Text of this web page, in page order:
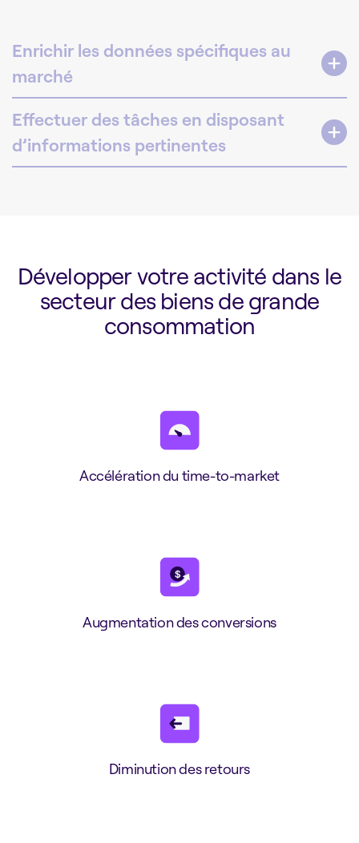
Enrichir les données spécifiques au
marché
Effectuer des tâches en disposant
d’informations pertinentes
Développer votre activité dans le
secteur des biens de grande
consommation
Accélération du time-to-market
Augmentation des conversions
Diminution des retours